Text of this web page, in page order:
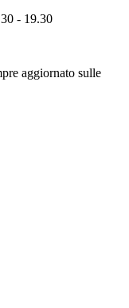
- 19.30
aggiornato sulle